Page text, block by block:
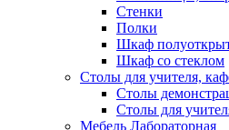
Стенки
Полки
Шкаф
Шкаф со стеклом
Столы для учителя,
Столы
Столы для
Мебель Лабораторная